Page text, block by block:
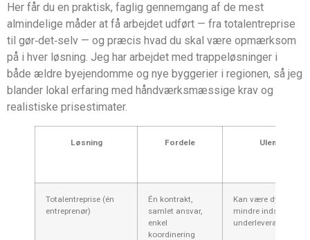
Her får du en praktisk, faglig gennemgang af de mest
almindelige måder at få arbejdet udført — fra totalentreprise
til gør‑det‑selv — og præcis hvad du skal være opmærksom
på i hver løsning. Jeg har arbejdet med trappeløsninger i
både ældre byejendomme og nye byggerier i regionen, så jeg
blander lokal erfaring med håndværksmæssige krav og
realistiske prisestimater.
Løsning Fordele Ulemper
Totalentreprise (én
entreprenør)
Én kontrakt,
samlet ansvar,
enkel
koordinering
Kan være dyrere;
mindre indsigt i
underleverandører